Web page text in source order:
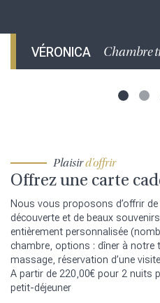
VÉRONICA Chambre
Plaisird’offrir
Offrez une carte
Nous vous proposons d’offrir
découverte et de beaux
entièrement personnalisée
chambre, options : dîner à notre
massage, réservation d’une
A partir de 220,00€ pour 2 nuits
petit-déjeuner